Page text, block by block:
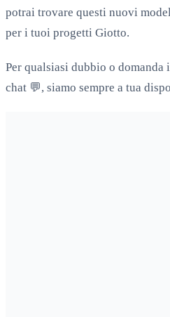
potrai trovare questi nuovi
per i tuoi progetti Giotto.
Per qualsiasi dubbio o
chat 💬, siamo sempre a tua